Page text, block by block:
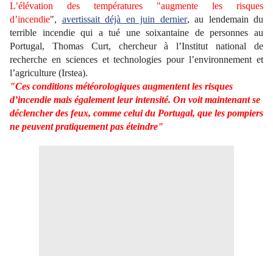
L’élévation des températures "augmente les risques
d’incendie", avertissait déjà en juin dernier, au lendemain du
terrible incendie qui a tué une soixantaine de personnes au
Portugal, Thomas Curt, chercheur à l’Institut national de
recherche en sciences et technologies pour l’environnement et
l’agriculture (Irstea).
"Ces conditions météorologiques augmentent les risques
d’incendie mais également leur intensité. On voit maintenant se
déclencher des feux, comme celui du Portugal, que les pompiers
ne peuvent pratiquement pas éteindre"